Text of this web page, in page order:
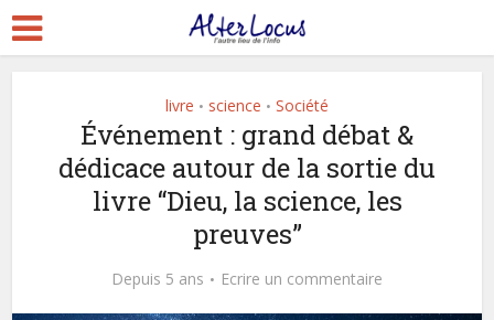
livre • science • Société
Événement : grand débat &
dédicace autour de la sortie du
livre “Dieu, la science, les
preuves”
Depuis 5 ans Ecrire un commentaire